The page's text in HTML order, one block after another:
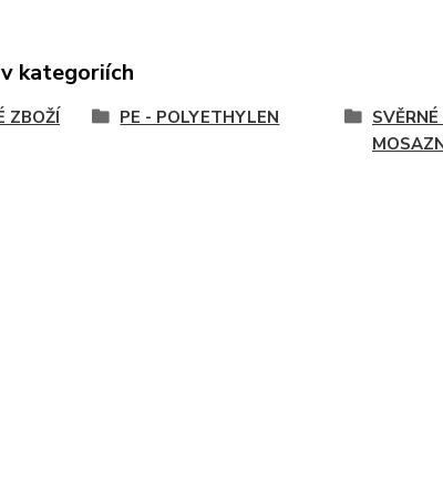
kategoriích
ZBOŽÍ PE - POLYETHYLEN